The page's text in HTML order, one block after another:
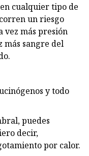
cualquier tipo de
un riesgo
vez más presión
más sangre del
y todo
puedes
decir,
por calor.